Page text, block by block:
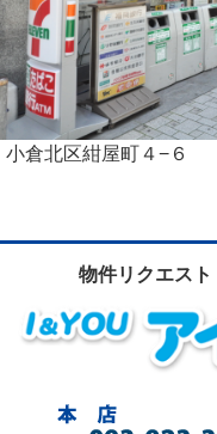
小倉北区紺屋町４−６
物件リクエスト |